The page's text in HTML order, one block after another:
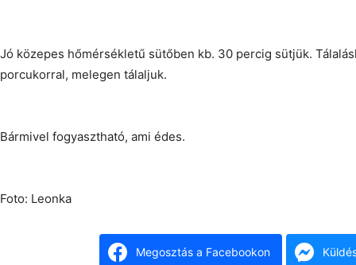
Jó közepes hőmérsékletű sütőben kb. 30 percig sütjük.
porcukorral, melegen tálaljuk.
Bármivel fogyasztható, ami édes.
Foto: Leonka
Megosztás a Facebookon